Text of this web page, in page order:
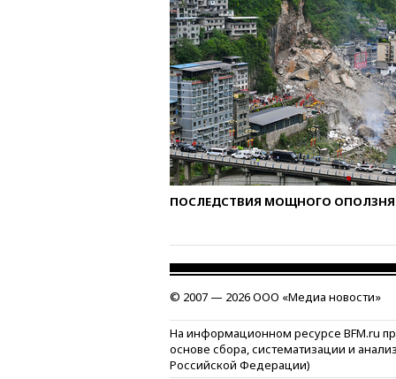
ПОСЛЕДСТВИЯ МОЩНОГО ОПОЛЗНЯ
© 2007 — 2026 ООО «Медиа новости»
На информационном ресурсе BFM.ru
основе сбора, систематизации и
Российской Федерации)